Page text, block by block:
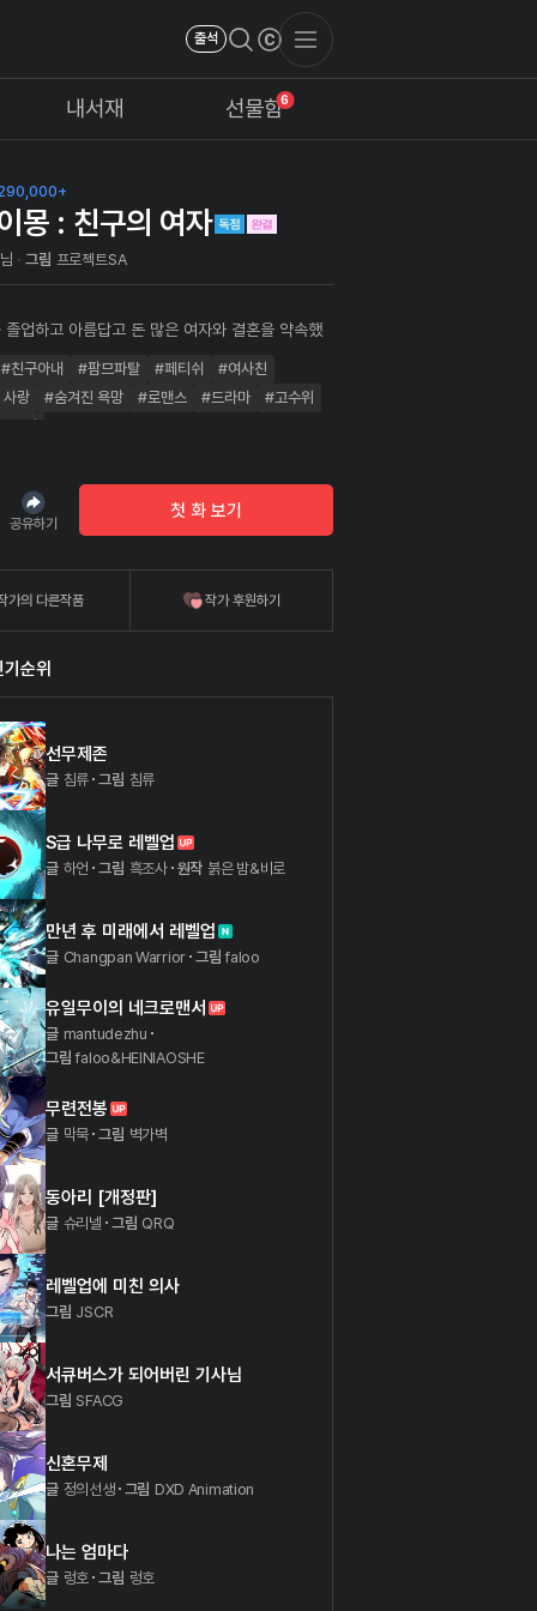
출석
내서재 6
선물함
몽 : 친구의 여자
그림 프로젝트SA
졸업하고 아름답고 돈 많은 여자와 결혼을 약속했
다시 만난 그 순간, 난 모든 걸 내던지고서라도 그
고 싶어졌다. 그녀가 비록 내 절친한 친구의 여자가
도...
#친구아내 #팜므파탈 #페티쉬
#여사친
랑
#숨겨진 욕망 #로맨스 #드라마
#고수위
공유하기
첫 화 보기
가의 다른작품 작가 후원하기
순위
선무제존
글 침류 그림 침류
S급 나무로 레벨업
글 하언 그림 흑조사 원작 붉은 밤&비로
만년 후 미래에서 레벨업
글 Changpan Warrior 그림 faloo
유일무이의 네크로맨서
글 mantudezhu
그림 faloo&HEINIAOSHE
무련전봉
글 막묵 그림 벽가벽
동아리 [개정판]
글 슈리넬 그림 QRQ
레벨업에 미친 의사
그림 JSCR
서큐버스가 되어버린 기사님
그림 SFACG
신혼무제
글 정의선생 그림 DXD Animation
나는 엄마다
글 렁호 그림 렁호